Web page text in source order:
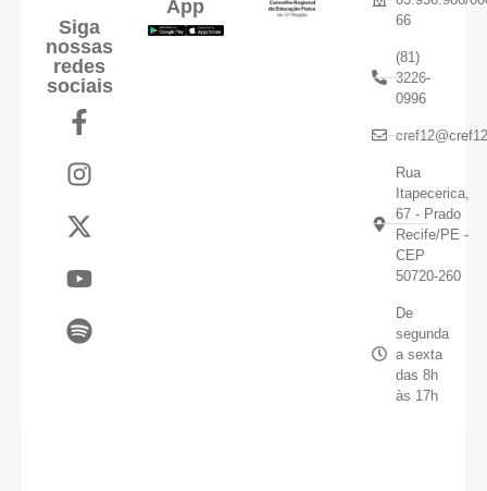
Siga
nossas
redes
sociais
App
66
(81)
3226-
0996
Rua
Itapecerica,
67 - Prado
Recife/PE -
CEP
50720-260
De
segunda
a sexta
das 8h
às 17h